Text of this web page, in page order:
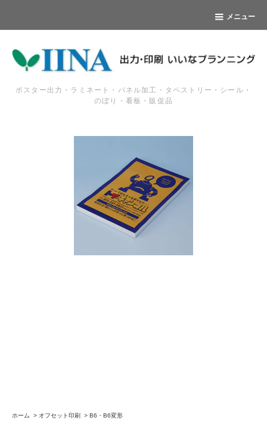
メニュー
ポスター出力・ラミネート・パネル加工・タペストリー・シール・
のぼり・看板・販促品
ホーム > オフセット印刷 > B6・B6変形